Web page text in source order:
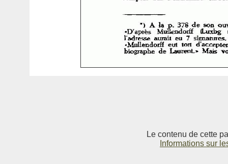
Le contenu de cette
Informations sur